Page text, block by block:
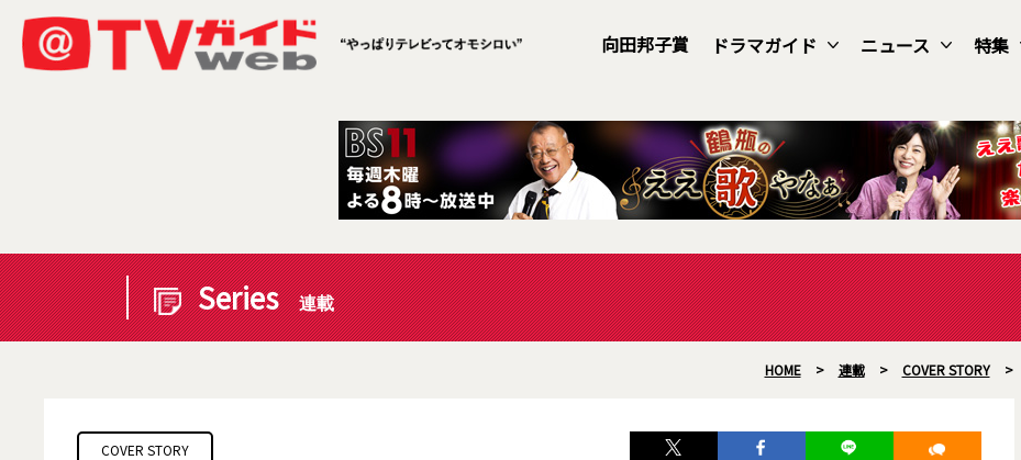
向田邦子賞 ドラマガイド ニュース 特集
Series 連載
HOME > 連載 > COVER STORY >
COVER STORY